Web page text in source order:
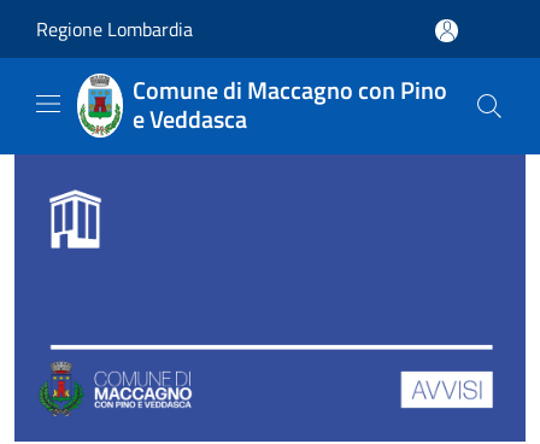
Regione Lombardia
Comune di Maccagno con Pino
e Veddasca